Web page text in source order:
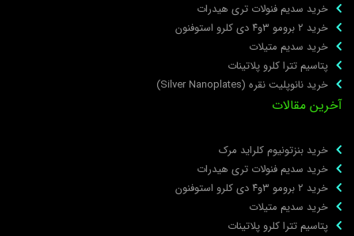
خرید سدیم فنولات تری هیدرات
خرید ۲ برومو ۳و۴ دی‌ کلرو استوفنون
خرید سدیم متیلات
پتاسیم تترا کلرو پلاتینات
خرید نانوپلیت نقره (Silver Nanoplates)
مقالات
خرید بنزتونیوم کلراید مرک
خرید سدیم فنولات تری هیدرات
خرید ۲ برومو ۳و۴ دی‌ کلرو استوفنون
خرید سدیم متیلات
پتاسیم تترا کلرو پلاتینات